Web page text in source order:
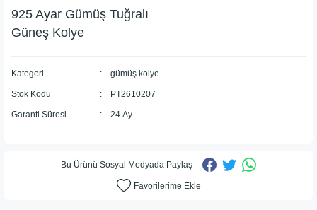
925 Ayar Gümüş Tuğralı
Güneş Kolye
Kategori gümüş kolye
Stok Kodu PT2610207
Garanti Süresi 24 Ay
Bu Ürünü Sosyal Medyada Paylaş